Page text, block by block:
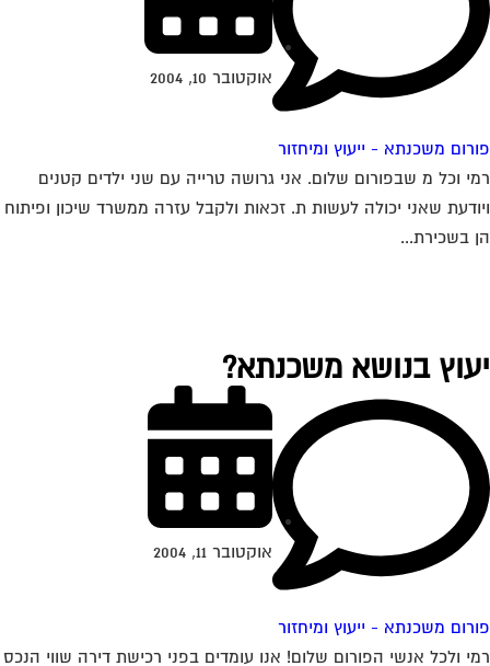
משכנתא - ייעוץ ומיחזור
אוקטובר 10, 2004
וכל מ שבפורום שלום. אני גרושה טרייה עם שני ילדים קטנים
שאני יכולה לעשות ת. זכאות ולקבל עזרה ממשרד שיכון ופיתוח
בשכירת...
בנושא משכנתא?
משכנתא - ייעוץ ומיחזור
אוקטובר 11, 2004
ולכל אנשי הפורום שלום! אנו עומדים בפני רכישת דירה שווי הנכס